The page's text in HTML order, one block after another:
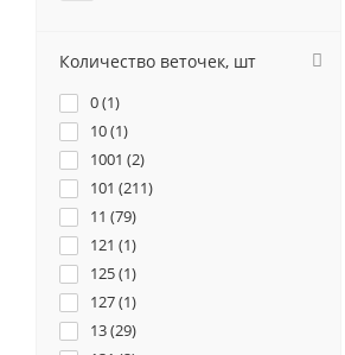
Желтый (
Коралловый (
Кремовый (
Персиковый (
Количество веточек, шт
0 (1)
10 (1)
1001 (2)
101 (211)
11 (79)
121 (1)
125 (1)
127 (1)
13 (29)